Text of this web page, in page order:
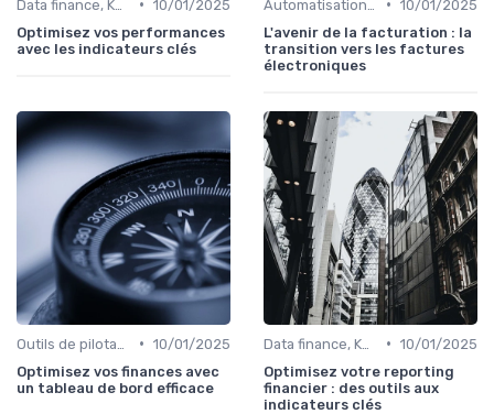
• 10/01/2025
Optimisez vos performances
avec les indicateurs clés
• 10/01/2025
L'avenir de la facturation : la
transition vers les factures
électroniques
• 10/01/2025
Optimisez vos finances avec
un tableau de bord efficace
• 10/01/2025
Optimisez votre reporting
financier : des outils aux
indicateurs clés